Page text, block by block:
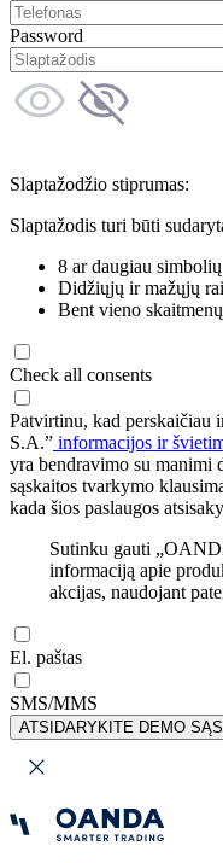
Password
Slaptažodžio stiprumas:
Slaptažodis turi būti
8 ar daugiau simbolių
Didžiųjų ir mažųjų
Bent vieno
Check all consents
Patvirtinu, kad
S.A.” informacijos ir
yra bendravimo su manimi
sąskaitos tvarkymo
kada šios paslaugos
Sutinku gauti
informaciją apie
akcijas, naudojant
El. paštas
SMS/MMS
ATSIDARYKITE DEMO